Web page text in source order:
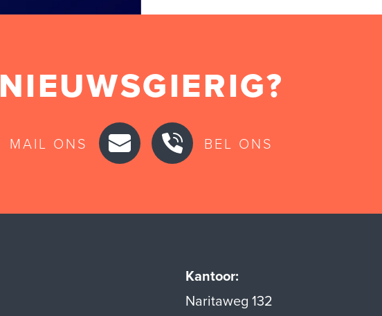
NIEUWSGIERIG?
MAIL ONS BEL ONS
Kantoor:
Naritaweg 132